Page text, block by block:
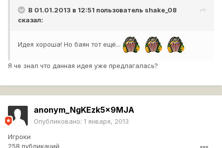
В 01.01.2013 в 12:51 пользователь shake_08
сказал:
Идея хороша! Но баян тот ещё...
Я че знал что данная идея уже предлагалась?
anonym_NgKEzk5x9MJA
Опубликовано: 1 января, 2013
Игроки
258 публикаций